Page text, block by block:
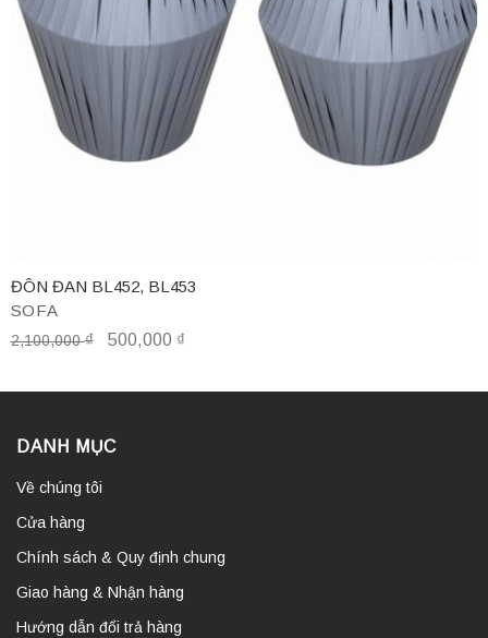
SOFA
ĐÔN ĐAN BL452, BL453
2,100,000₫ 500,000 ₫
DANH MỤC
Về chúng tôi
Cửa hàng
Chính sách & Quy định chung
Giao hàng & Nhận hàng
Hướng dẫn đổi trả hàng